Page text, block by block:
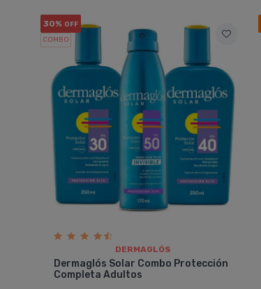
30% OFF
COMBO
DERMAGLÓS
Dermaglós Solar Combo Protección
Completa Adultos